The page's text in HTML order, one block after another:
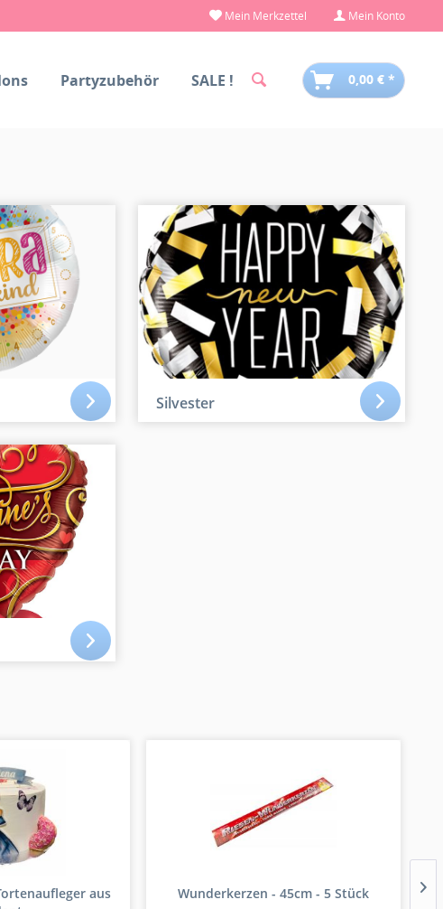
Mein Merkzettel Mein Konto
Partyzubehör SALE ! 0,00 € *
Silvester
aus
Wunderkerzen - 45cm - 5 Stück